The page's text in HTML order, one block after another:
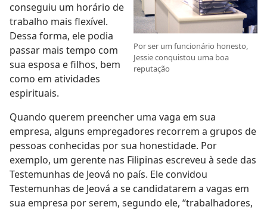
Por ser um funcionário honesto,
Jessie conquistou uma boa
reputação
conseguiu um horário de
trabalho mais flexível.
Dessa forma, ele podia
passar mais tempo com
sua esposa e filhos, bem
como em atividades
espirituais.
Quando querem preencher uma vaga em sua
empresa, alguns empregadores recorrem a grupos de
pessoas conhecidas por sua honestidade. Por
exemplo, um gerente nas Filipinas escreveu à sede das
Testemunhas de Jeová no país. Ele convidou
Testemunhas de Jeová a se candidatarem a vagas em
sua empresa por serem, segundo ele, “trabalhadores,